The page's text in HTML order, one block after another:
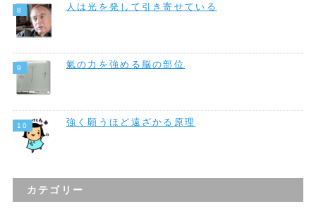
人は光を発して引き寄せている
氣の力を強める脳の部位
強く願うほど遠ざかる原理
カテゴリー